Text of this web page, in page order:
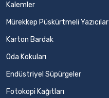
Kalemler
Mürekkep Püskürtmeli Yazıcılar
Karton Bardak
Oda Kokuları
Endüstriyel Süpürgeler
Fotokopi Kağıtları